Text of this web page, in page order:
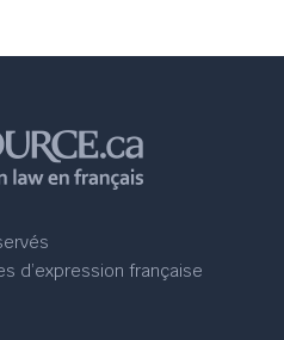
d’expression française